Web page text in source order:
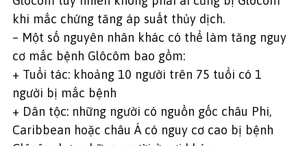
khi mắc chứng tăng áp suất thủy dịch.
– Một số nguyên nhân khác có thể làm tăng nguy
cơ mắc bệnh Glôcôm bao gồm:
+ Tuổi tác: khoảng 10 người trên 75 tuổi có 1
người bị mắc bệnh
+ Dân tộc: những người có nguồn gốc châu Phi,
Caribbean hoặc châu Á có nguy cơ cao bị bệnh